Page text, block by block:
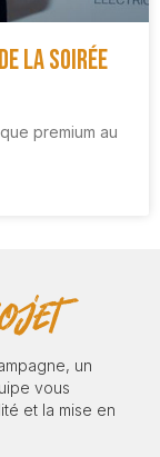
la soirée
premium au
un
vous
et la mise en